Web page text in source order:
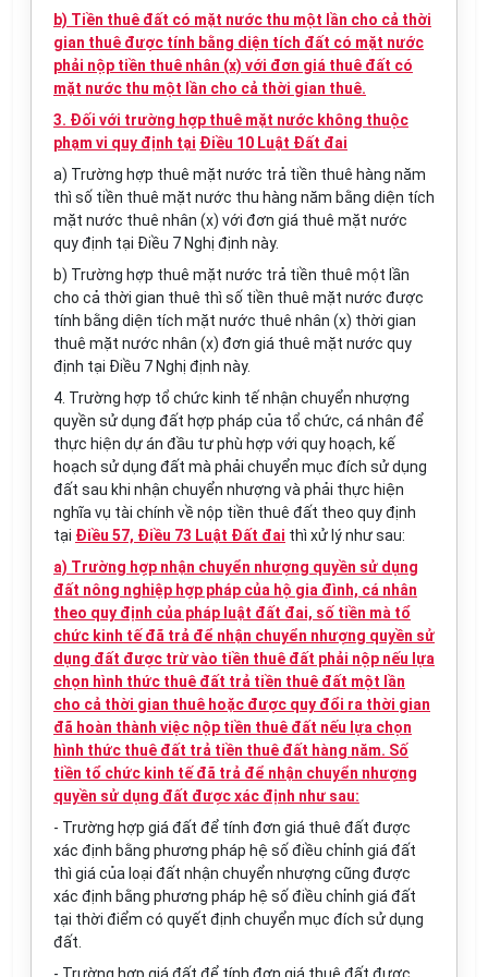
b) Tiền thuê đất có mặt nước thu một lần cho cả thời
gian thuê được tính bằng diện tích đất có mặt nước
phải nộp tiền thuê nhân (x) với đơn giá thuê đất có
mặt nước thu một lần cho cả thời gian thuê.
3. Đối với trường hợp thuê mặt nước không thuộc
phạm vi quy định tại Điều 10 Luật Đất đai
a) Trường hợp thuê mặt nước trả tiền thuê hàng năm
thì số tiền thuê mặt nước thu hàng năm bằng diện tích
mặt nước thuê nhân (x) với đơn giá thuê mặt nước
quy định tại Điều 7 Nghị định này.
b) Trường hợp thuê mặt nước trả tiền thuê một lần
cho cả thời gian thuê thì số tiền thuê mặt nước được
tính bằng diện tích mặt nước thuê nhân (x) thời gian
thuê mặt nước nhân (x) đơn giá thuê mặt nước quy
định tại Điều 7 Nghị định này.
4. Trường hợp tổ chức kinh tế nhận chuyển nhượng
quyền sử dụng đất hợp pháp của tổ chức, cá nhân để
thực hiện dự án đầu tư phù hợp với quy hoạch, kế
hoạch sử dụng đất mà phải chuyển mục đích sử dụng
đất sau khi nhận chuyển nhượng và phải thực hiện
nghĩa vụ tài chính về nộp tiền thuê đất theo quy định
tại Điều 57, Điều 73 Luật Đất đai thì xử lý như sau:
a) Trường hợp nhận chuyển nhượng quyền sử dụng
đất nông nghiệp hợp pháp của hộ gia đình, cá nhân
theo quy định của pháp luật đất đai, số tiền mà tổ
chức kinh tế đã trả để nhận chuyển nhượng quyền sử
dụng đất được trừ vào tiền thuê đất phải nộp nếu lựa
chọn hình thức thuê đất trả tiền thuê đất một lần
cho cả thời gian thuê hoặc được quy đổi ra thời gian
đã hoàn thành việc nộp tiền thuê đất nếu lựa chọn
hình thức thuê đất trả tiền thuê đất hàng năm. Số
tiền tổ chức kinh tế đã trả để nhận chuyển nhượng
quyền sử dụng đất được xác định như sau:
- Trường hợp giá đất để tính đơn giá thuê đất được
xác định bằng phương pháp hệ số điều chỉnh giá đất
thì giá của loại đất nhận chuyển nhượng cũng được
xác định bằng phương pháp hệ số điều chỉnh giá đất
tại thời điểm có quyết định chuyển mục đích sử dụng
đất.